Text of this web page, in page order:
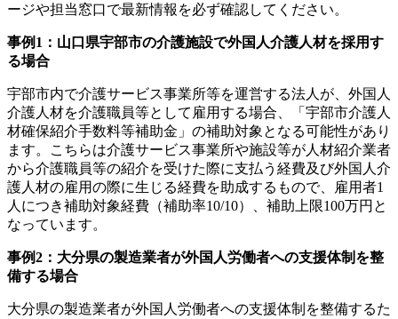
ージや担当窓口で最新情報を必ず確認してください。
事例1：山口県宇部市の介護施設で外国人介護人材を採用す
る場合
宇部市内で介護サービス事業所等を運営する法人が、外国人
介護人材を介護職員等として雇用する場合、「宇部市介護人
材確保紹介手数料等補助金」の補助対象となる可能性があり
ます。こちらは介護サービス事業所や施設等が人材紹介業者
から介護職員等の紹介を受けた際に支払う経費及び外国人介
護人材の雇用の際に生じる経費を助成するもので、雇用者1
人につき補助対象経費（補助率10/10）、補助上限100万円と
なっています。
事例2：大分県の製造業者が外国人労働者への支援体制を整
備する場合
大分県の製造業者が外国人労働者への支援体制を整備するた